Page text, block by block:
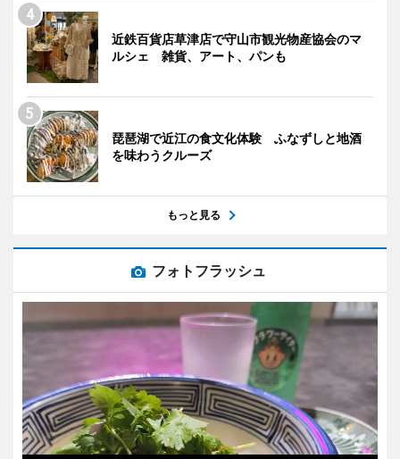
近鉄百貨店草津店で守山市観光物産協会のマ
ルシェ 雑貨、アート、パンも
琵琶湖で近江の食文化体験 ふなずしと地酒
を味わうクルーズ
もっと見る
フォトフラッシュ